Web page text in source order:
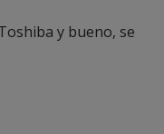
y bueno, se